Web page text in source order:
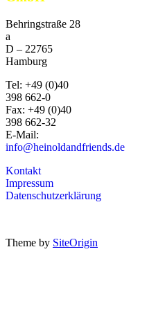
Behringstraße 28
a
D – 22765
Hamburg
Tel: +49 (0)40
398 662-0
Fax: +49 (0)40
398 662-32
E-Mail:
info@heinoldandfriends.de
Kontakt
Impressum
Datenschutzerklärung
Theme by SiteOrigin